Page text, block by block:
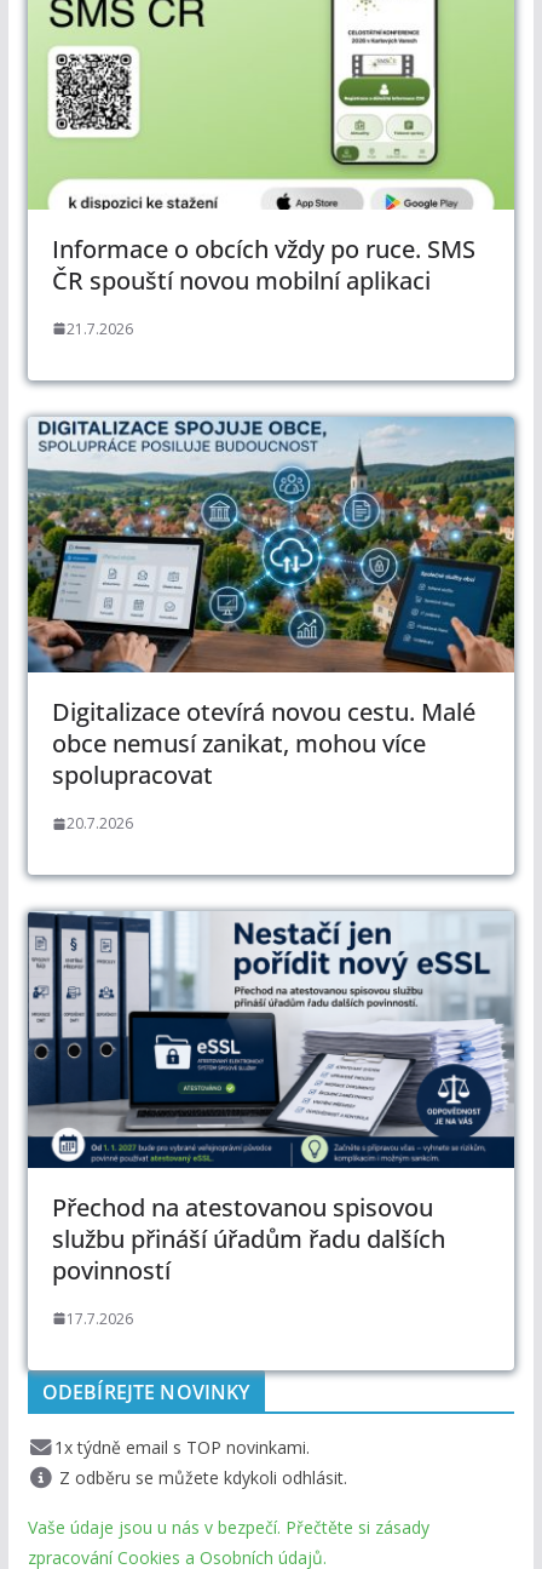
Informace o obcích vždy po ruce. SMS
ČR spouští novou mobilní aplikaci
21.7.2026
Digitalizace otevírá novou cestu. Malé
obce nemusí zanikat, mohou více
spolupracovat
20.7.2026
Přechod na atestovanou spisovou
službu přináší úřadům řadu dalších
povinností
17.7.2026
ODEBÍREJTE NOVINKY
1x týdně email s TOP novinkami.
Z odběru se můžete kdykoli odhlásit.
Vaše údaje jsou u nás v bezpečí. Přečtěte si zásady
zpracování Cookies a Osobních údajů.